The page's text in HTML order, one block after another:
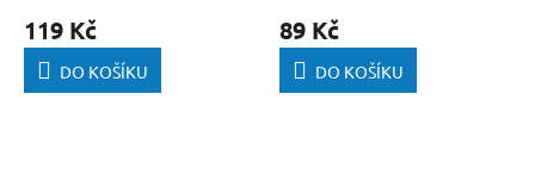
119 Kč
DO KOŠÍKU
89 Kč
DO KOŠÍKU